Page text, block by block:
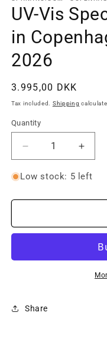
in
modal
UV-Vis
in
2026
Regular
price
3.995,00 DKK
Tax included. Shipping
Quantity
Decrease
quantity
for
Vis
Course
30
for
Vis
30
Low stock: 5 left
Share